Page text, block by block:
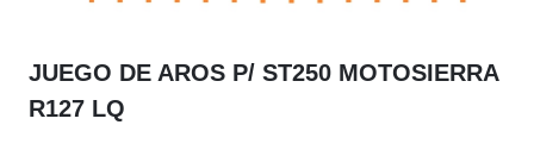
JUEGO DE AROS P/ ST250 MOTOSIERRA
R127 LQ